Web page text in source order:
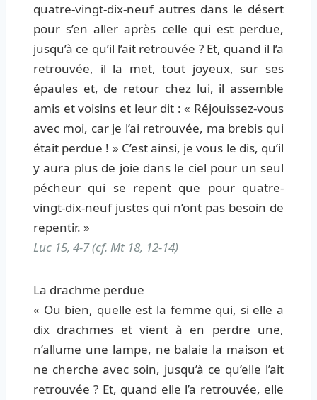
quatre-vingt-dix-neuf autres dans le désert
pour s’en aller après celle qui est perdue,
jusqu’à ce qu’il l’ait retrouvée ? Et, quand il l’a
retrouvée, il la met, tout joyeux, sur ses
épaules et, de retour chez lui, il assemble
amis et voisins et leur dit : « Réjouissez-vous
avec moi, car je l’ai retrouvée, ma brebis qui
était perdue ! » C’est ainsi, je vous le dis, qu’il
y aura plus de joie dans le ciel pour un seul
pécheur qui se repent que pour quatre-
vingt-dix-neuf justes qui n’ont pas besoin de
repentir. »
Luc 15, 4-7 (cf. Mt 18, 12-14)
La drachme perdue
« Ou bien, quelle est la femme qui, si elle a
dix drachmes et vient à en perdre une,
n’allume une lampe, ne balaie la maison et
ne cherche avec soin, jusqu’à ce qu’elle l’ait
retrouvée ? Et, quand elle l’a retrouvée, elle